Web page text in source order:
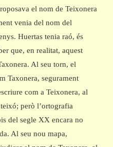
el nom de Teixonera
venia del nom del
Huertas tenia raó, és
que, en realitat, aquest
Al seu torn, el
Taxonera, segurament
com a Teixonera, al
però l’ortografia
del segle XX encara no
Al seu nou mapa,